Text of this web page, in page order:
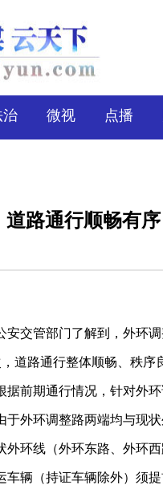
治 微视 点播
路通行顺畅有
安交管部门了解到，外环
道路通行整体顺畅、秩序
前期通行情况，针对外
于外环调整路两端均与现
外环线（外环东路、外环
车辆（持证车辆除外）须